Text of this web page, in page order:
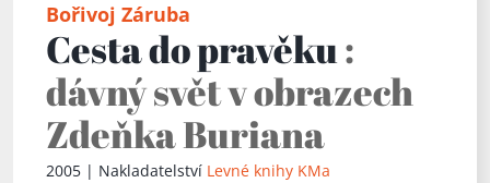
Bořivoj Záruba
Cesta do pravěku:
dávný svět v obrazech
Zdeňka Buriana
2005 | Nakladatelství Levné knihy KMa